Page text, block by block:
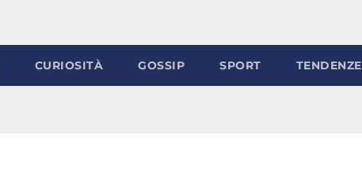
CURIOSITÀ GOSSIP SPORT TENDENZE